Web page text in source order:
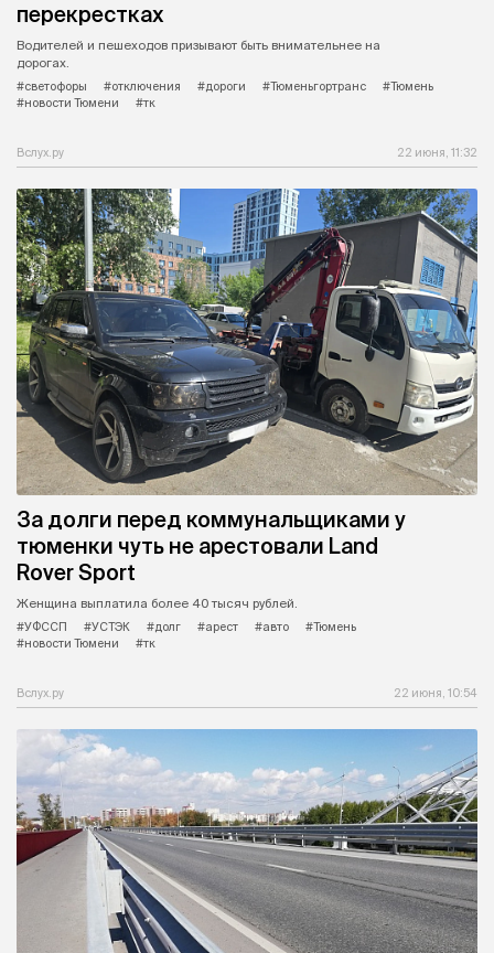
перекрестках
Водителей и пешеходов призывают быть внимательнее на
дорогах.
#светофоры
#отключения #дороги #Тюменьгортранс
#Тюмень
#новости Тюмени
#тк
Вслух.ру 22 июня, 11:32
За долги перед коммунальщиками у
тюменки чуть не арестовали Land
Rover Sport
Женщина выплатила более 40 тысяч рублей.
#УФССП
#УСТЭК #долг #арест #авто
#Тюмень
#новости Тюмени
#тк
Вслух.ру 22 июня, 10:54